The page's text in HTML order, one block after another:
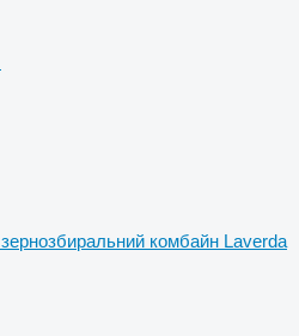
зернозбиральний комбайн Laverda